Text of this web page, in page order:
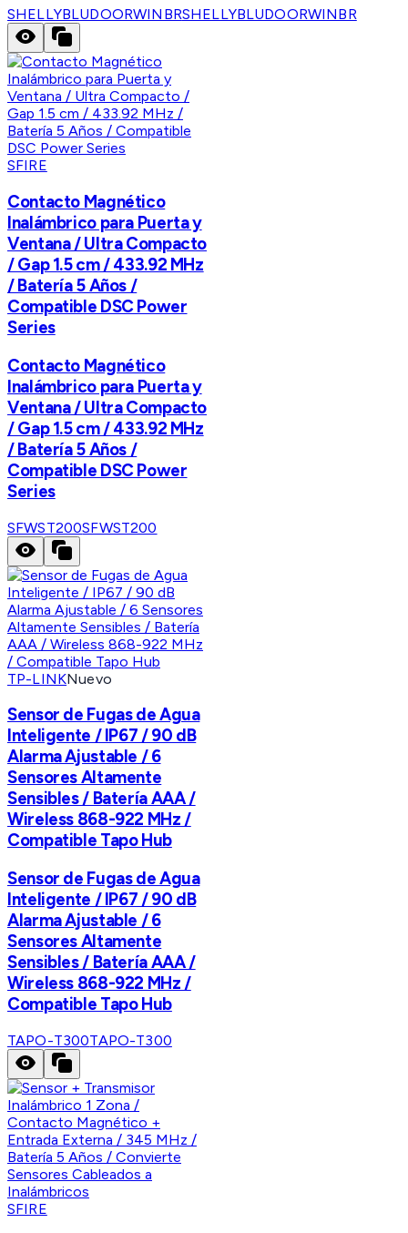
SHELLYBLUDOORWINBRSHELLYBLUDOORWINBR
SFIRE
Contacto Magnético
Inalámbrico para Puerta y
Ventana / Ultra Compacto
/ Gap 1.5 cm / 433.92 MHz
/ Batería 5 Años /
Compatible DSC Power
Series
Contacto Magnético
Inalámbrico para Puerta y
Ventana / Ultra Compacto
/ Gap 1.5 cm / 433.92 MHz
/ Batería 5 Años /
Compatible DSC Power
Series
SFWST200SFWST200
TP-LINKNuevo
Sensor de Fugas de Agua
Inteligente / IP67 / 90 dB
Alarma Ajustable / 6
Sensores Altamente
Sensibles / Batería AAA /
Wireless 868-922 MHz /
Compatible Tapo Hub
Sensor de Fugas de Agua
Inteligente / IP67 / 90 dB
Alarma Ajustable / 6
Sensores Altamente
Sensibles / Batería AAA /
Wireless 868-922 MHz /
Compatible Tapo Hub
TAPO-T300TAPO-T300
SFIRE